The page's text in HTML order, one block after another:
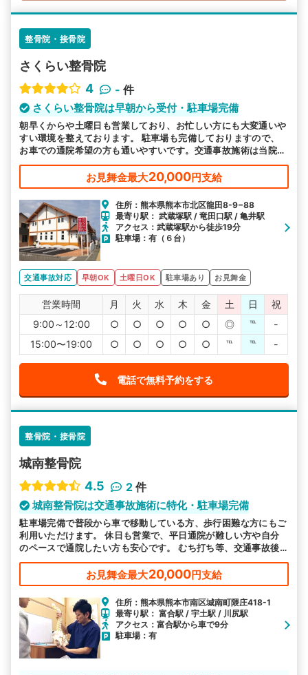
整骨院・接骨院
さくらい整骨院
4
- 件
さくらい整骨院は早朝から受付・駐車場完備
朝早くからや土曜日も営業しており、お忙しい方にも大変通いや
すい環境を整えております。 駐車場も完備しておりますので、
お車での通院希望の方も通いやすいです。交通事故施術は当院に
お任せください。
お見舞金最大20,000円支給
住所：熊本県熊本市北区龍田8-9−88
最寄り駅： 武蔵塚駅 / 竜田口駅 / 亀井駅
アクセス：武蔵塚駅から徒歩19分
駐車場：有（６台）
交通事故対応 早朝OK 土曜日OK 駐車場あり お見舞金
営業時間 月 火 水 木 金 土 日
祝
9:00～12:00
○ ○ ○ ○ ○ ◎ ℡
-
15:00〜19:00
○ ○ ○ ○ ○ ℡ ℡ -
電話で無料予約をする
整骨院・接骨院
城南整骨院
4.5
2 件
城南整骨院は交通事故施術に特化・駐車場完備
駐車場完備で普段から車で移動している方、歩行困難な方にもご
利用いただけます。 休日も営業で、平日通院が難しい方や自分
のペースで通院したい方も安心です。 むち打ち等、交通事故後
の各症状の施術を得意としています。
お見舞金最大20,000円支給
住所：熊本県熊本市南区城南町隈庄418-1
最寄り駅： 富合駅 / 宇土駅 / 川尻駅
アクセス：富合駅から車で9分
駐車場：有